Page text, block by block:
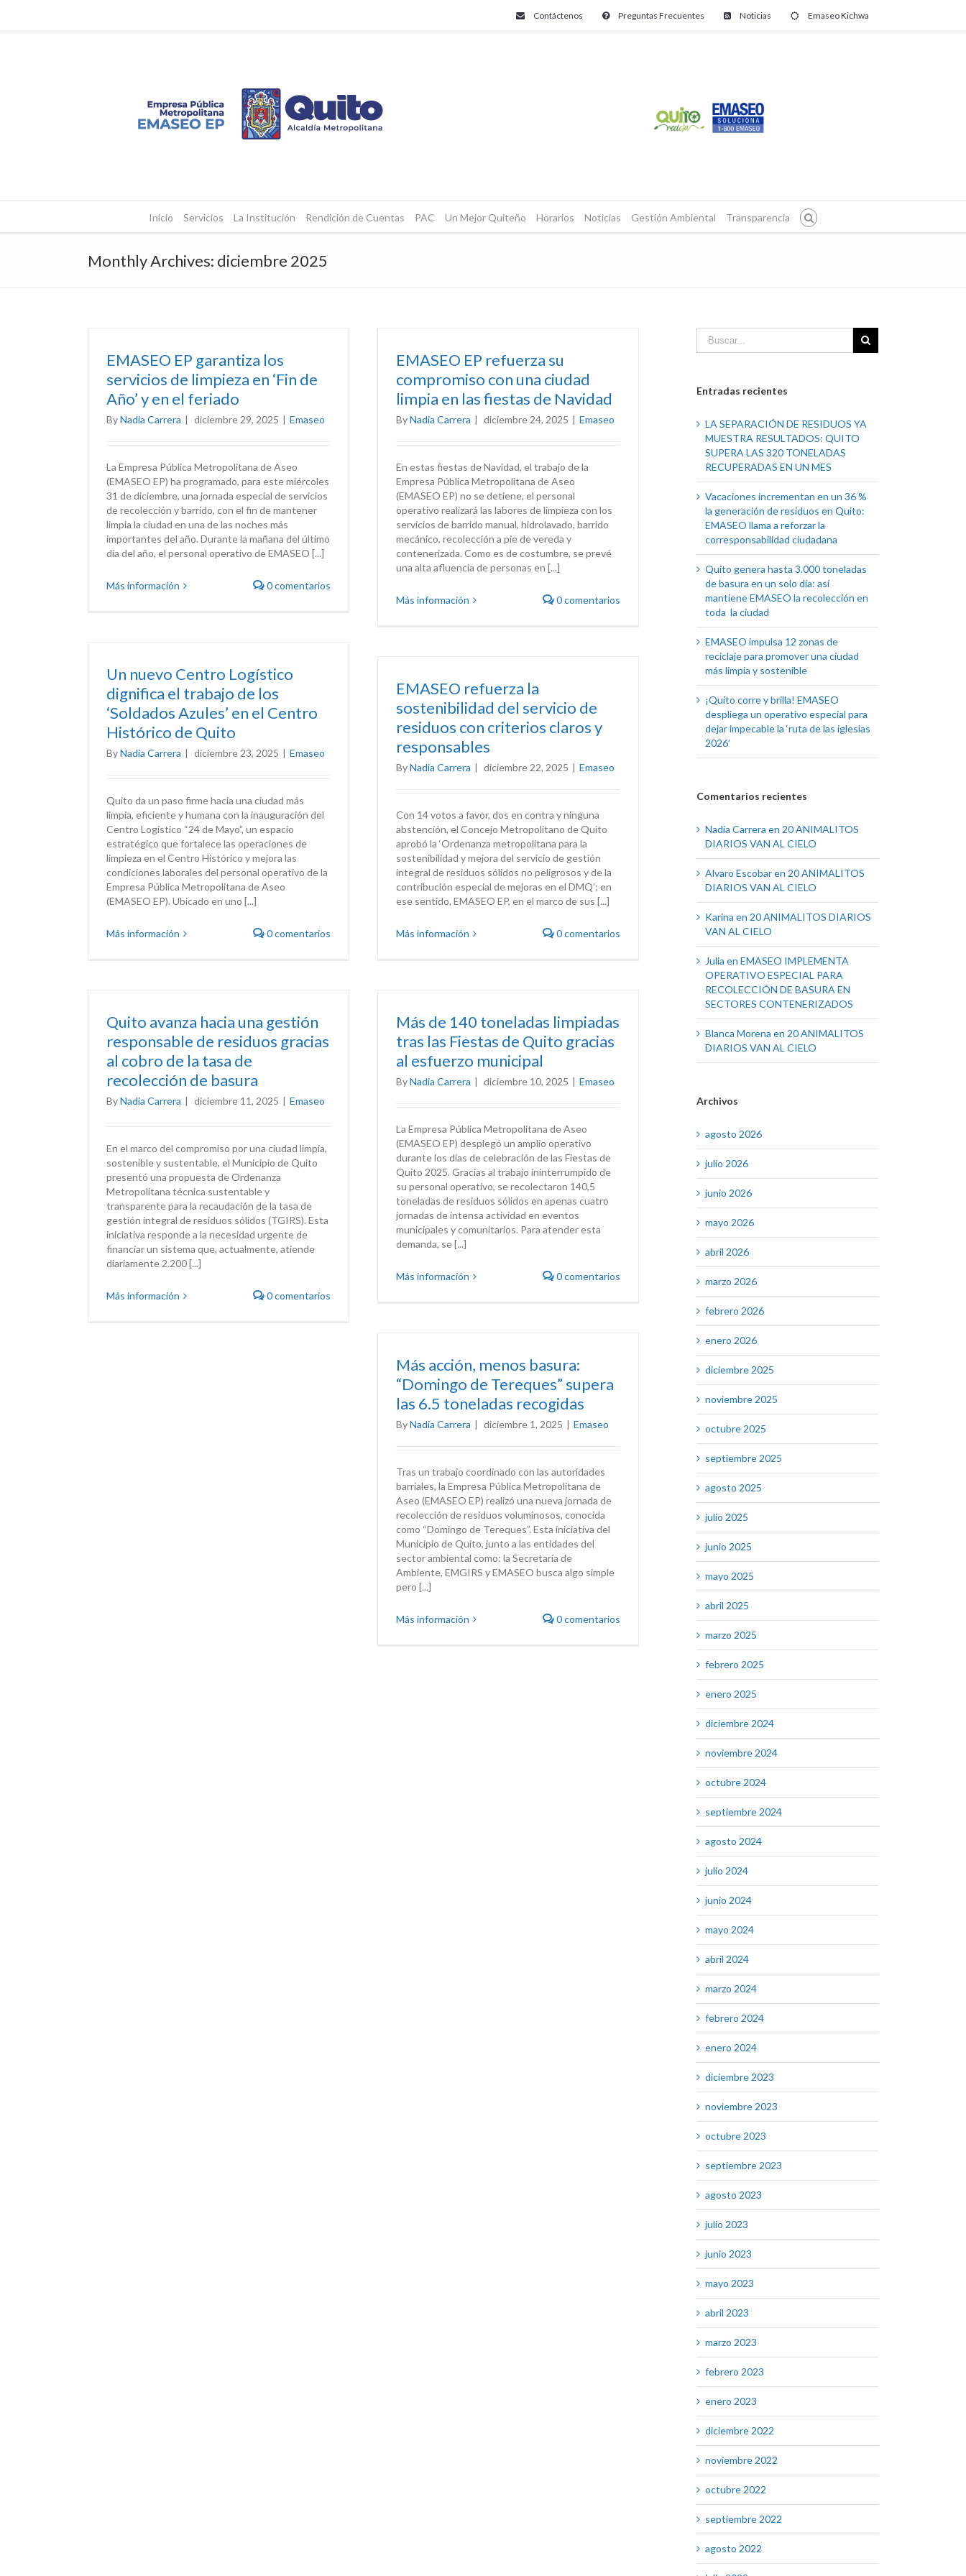
Contáctenos Preguntas Frecuentes Noticias Emaseo Kichwa
Inicio Servicios La Institución Rendición de Cuentas PAC Un Mejor Quiteño Horarios Noticias Gestión Ambiental Transparencia
Monthly Archives: diciembre 2025
EMASEO EP garantiza los
servicios de limpieza en ‘Fin de
Año’ y en el feriado
ByNadia Carrera | diciembre 29, 2025 | Emaseo
La Empresa Pública Metropolitana de Aseo
(EMASEO EP) ha programado, para este miércoles
31 de diciembre, una jornada especial de servicios
de recolección y barrido, con el fin de mantener
limpia la ciudad en una de las noches más
importantes del año. Durante la mañana del último
día del año, el personal operativo de EMASEO [...]
Más información 0 comentarios
EMASEO EP refuerza su
compromiso con una ciudad
limpia en las fiestas de Navidad
ByNadia Carrera | diciembre 24, 2025 | Emaseo
En estas fiestas de Navidad, el trabajo de la
Empresa Pública Metropolitana de Aseo
(EMASEO EP) no se detiene, el personal
operativo realizará las labores de limpieza con los
servicios de barrido manual, hidrolavado, barrido
mecánico, recolección a pie de vereda y
contenerizada. Como es de costumbre, se prevé
una alta afluencia de personas en [...]
Más información 0 comentarios
Un nuevo Centro Logístico
dignifica el trabajo de los
‘Soldados Azules’ en el Centro
Histórico de Quito
ByNadia Carrera | diciembre 23, 2025 | Emaseo
Quito da un paso firme hacia una ciudad más
limpia, eficiente y humana con la inauguración del
Centro Logístico “24 de Mayo”, un espacio
estratégico que fortalece las operaciones de
limpieza en el Centro Histórico y mejora las
condiciones laborales del personal operativo de la
Empresa Pública Metropolitana de Aseo
(EMASEO EP). Ubicado en uno [...]
Más información 0 comentarios
EMASEO refuerza la
sostenibilidad del servicio de
residuos con criterios claros y
responsables
ByNadia Carrera | diciembre 22, 2025 | Emaseo
Con 14 votos a favor, dos en contra y ninguna
abstención, el Concejo Metropolitano de Quito
aprobó la ‘Ordenanza metropolitana para la
sostenibilidad y mejora del servicio de gestión
integral de residuos sólidos no peligrosos y de la
contribución especial de mejoras en el DMQ’; en
ese sentido, EMASEO EP, en el marco de sus [...]
Más información 0 comentarios
Quito avanza hacia una gestión
responsable de residuos gracias
al cobro de la tasa de
recolección de basura
ByNadia Carrera | diciembre 11, 2025 | Emaseo
En el marco del compromiso por una ciudad limpia,
sostenible y sustentable, el Municipio de Quito
presentó una propuesta de Ordenanza
Metropolitana técnica sustentable y
transparente para la recaudación de la tasa de
gestión integral de residuos sólidos (TGIRS). Esta
iniciativa responde a la necesidad urgente de
financiar un sistema que, actualmente, atiende
diariamente 2.200 [...]
Más información 0 comentarios
Más de 140 toneladas limpiadas
tras las Fiestas de Quito gracias
al esfuerzo municipal
ByNadia Carrera | diciembre 10, 2025 | Emaseo
La Empresa Pública Metropolitana de Aseo
(EMASEO EP) desplegó un amplio operativo
durante los días de celebración de las Fiestas de
Quito 2025. Gracias al trabajo ininterrumpido de
su personal operativo, se recolectaron 140,5
toneladas de residuos sólidos en apenas cuatro
jornadas de intensa actividad en eventos
municipales y comunitarios. Para atender esta
demanda, se [...]
Más información 0 comentarios
Más acción, menos basura:
“Domingo de Tereques” supera
las 6.5 toneladas recogidas
ByNadia Carrera | diciembre 1, 2025 | Emaseo
Tras un trabajo coordinado con las autoridades
barriales, la Empresa Pública Metropolitana de
Aseo (EMASEO EP) realizó una nueva jornada de
recolección de residuos voluminosos, conocida
como “Domingo de Tereques”. Esta iniciativa del
Municipio de Quito, junto a las entidades del
sector ambiental como: la Secretaría de
Ambiente, EMGIRS y EMASEO busca algo simple
pero [...]
Más información 0 comentarios
Entradas recientes
LA SEPARACIÓN DE RESIDUOS YA
MUESTRA RESULTADOS: QUITO
SUPERA LAS 320 TONELADAS
RECUPERADAS EN UN MES
Vacaciones incrementan en un 36 %
la generación de residuos en Quito:
EMASEO llama a reforzar la
corresponsabilidad ciudadana
Quito genera hasta 3.000 toneladas
de basura en un solo día: así
mantiene EMASEO la recolección en
toda la ciudad
EMASEO impulsa 12 zonas de
reciclaje para promover una ciudad
más limpia y sostenible
¡Quito corre y brilla! EMASEO
despliega un operativo especial para
dejar impecable la ‘ruta de las iglesias
2026’
Comentarios recientes
Nadia Carrera en 20 ANIMALITOS
DIARIOS VAN AL CIELO
Alvaro Escobaren 20 ANIMALITOS
DIARIOS VAN AL CIELO
Karina en 20 ANIMALITOS DIARIOS
VAN AL CIELO
Julia en EMASEO IMPLEMENTA
OPERATIVO ESPECIAL PARA
RECOLECCIÓN DE BASURA EN
SECTORES CONTENERIZADOS
Blanca Morena en 20 ANIMALITOS
DIARIOS VAN AL CIELO
Archivos
agosto 2026
julio 2026
junio 2026
mayo 2026
abril 2026
marzo 2026
febrero 2026
enero 2026
diciembre 2025
noviembre 2025
octubre 2025
septiembre 2025
agosto 2025
julio 2025
junio 2025
mayo 2025
abril 2025
marzo 2025
febrero 2025
enero 2025
diciembre 2024
noviembre 2024
octubre 2024
septiembre 2024
agosto 2024
julio 2024
junio 2024
mayo 2024
abril 2024
marzo 2024
febrero 2024
enero 2024
diciembre 2023
noviembre 2023
octubre 2023
septiembre 2023
agosto 2023
julio 2023
junio 2023
mayo 2023
abril 2023
marzo 2023
febrero 2023
enero 2023
diciembre 2022
noviembre 2022
octubre 2022
septiembre 2022
agosto 2022